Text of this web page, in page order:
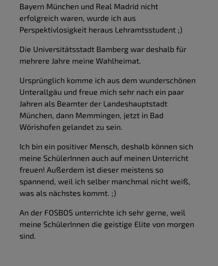
Bayern München und Real Madrid nicht
erfolgreich waren, wurde ich aus
Perspektivlosigkeit heraus Lehramtsstudent ;)
Die Universitätsstadt Bamberg war deshalb für
mehrere Jahre meine Wahlheimat.
Ursprünglich komme ich aus dem wunderschönen
Unterallgäu und freue mich sehr nach ein paar
Jahren als Beamter der Landeshauptstadt
München, dann Memmingen, jetzt in Bad
Wörishofen gelandet zu sein.
Ich bin ein positiver Mensch, deshalb können sich
meine SchülerInnen auch auf meinen Unterricht
freuen! Außerdem ist dieser meistens so
spannend, weil ich selber manchmal nicht weiß,
was als nächstes kommt. ;)
An der FOSBOS unterrichte ich sehr gerne, weil
meine SchülerInnen die geistige Elite von morgen
sind.